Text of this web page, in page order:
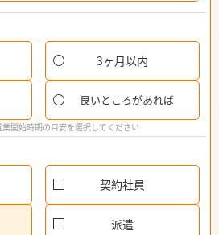
3ヶ月以内
良いところがあれば
開始時期の目安を選択してください
契約社員
派遣